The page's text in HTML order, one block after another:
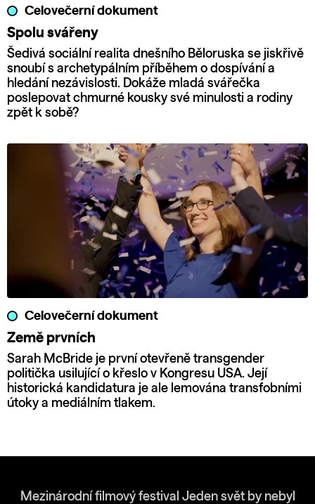
Celovečerní dokument
Spolu svářeny
Šedivá sociální realita dnešního Běloruska se jiskřivě
snoubí s archetypálním příběhem o dospívání a
hledání nezávislosti. Dokáže mladá svářečka
poslepovat chmurné kousky své minulosti a rodiny
zpět k sobě?
Celovečerní dokument
Země prvních
Sarah McBride je první otevřeně transgender
politička usilující o křeslo v Kongresu USA. Její
historická kandidatura je ale lemována transfobními
útoky a mediálním tlakem.
Mezinárodní filmový festival Jeden svět by nebyl